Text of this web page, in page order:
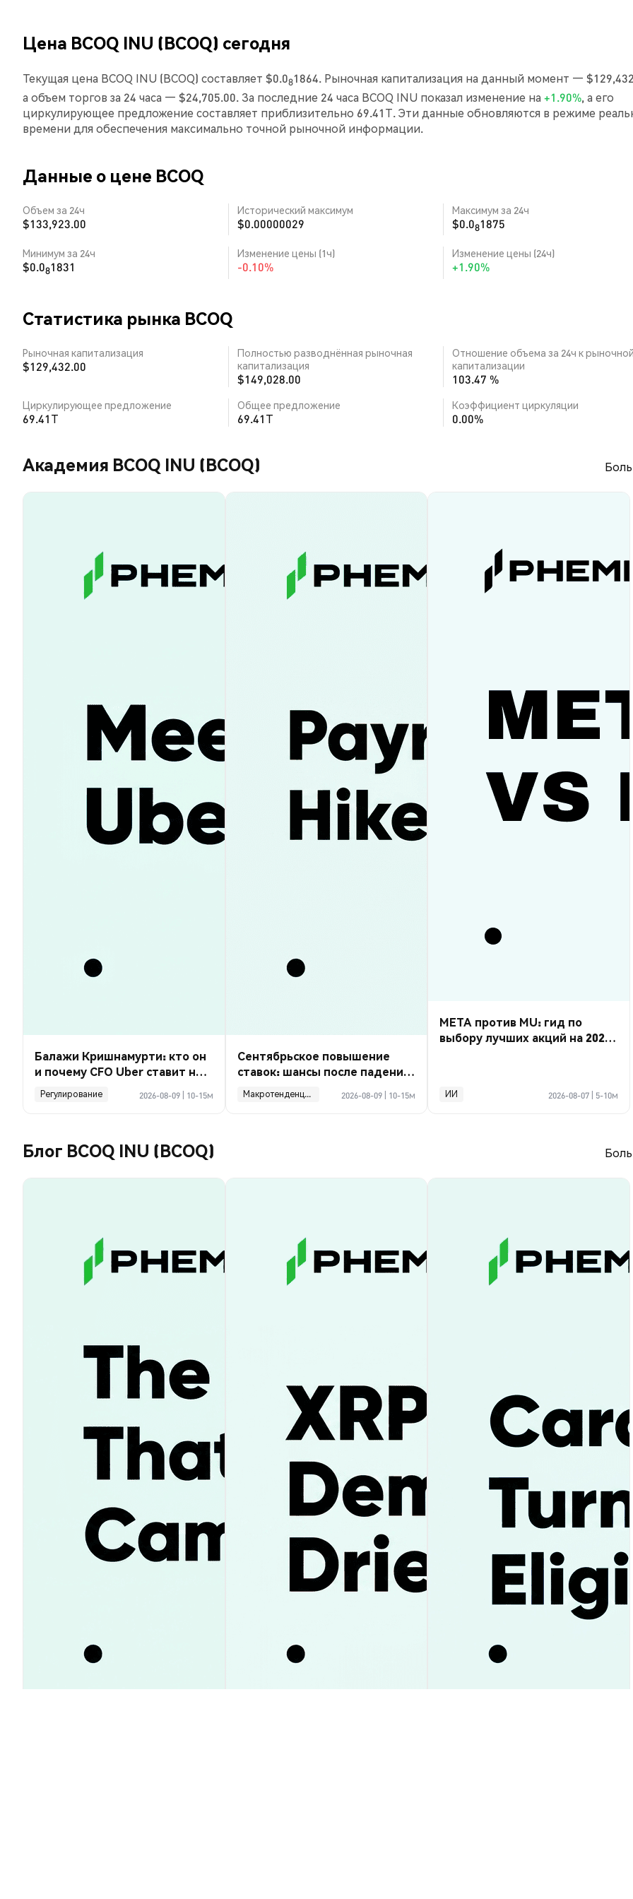
Цена BCOQ INU (BCOQ) сегодня
Текущая цена BCOQ INU (BCOQ) составляет $0.081864. Рыночная капитализация на данный момент —
а объем торгов за 24 часа — $24,705.00. За последние 24 часа BCOQ INU показал изменение на +1.90%, а его
циркулирующее предложение составляет приблизительно 69.41T. Эти данные обновляются в режиме
времени для обеспечения максимально точной рыночной информации.
Данные о цене BCOQ
Объем за 24ч
$133,923.00
Исторический максимум
$0.00000029
Максимум за 24ч
$0.081875
Минимум за 24ч
$0.081831
Изменение цены (1ч)
-0.10%
Изменение цены (24ч)
+1.90%
Статистика рынка BCOQ
Рыночная капитализация
$129,432.00
Полностью разводнённая рыночная
капитализация
$149,028.00
Отношение объема за 24ч к
капитализации
103.47 %
Циркулирующее предложение
69.41T
Общее предложение
69.41T
Коэффициент циркуляции
0.00%
Академия BCOQ INU (BCOQ)
Балажи Кришнамурти: кто он
и почему CFO Uber ставит на
роботакси?
Регулирование 2026-08-09 10-15м
Сентябрьское повышение
ставок: шансы после падения
payrolls на 23 тыс.
Макротенденции 2026-08-09 10-15м
META против MU: гид по
выбору лучших акций на 2026
ИИ 2026-08-07 5-10м
Блог BCOQ INU (BCOQ)